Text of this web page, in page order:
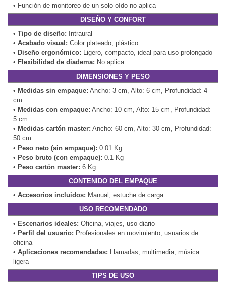
• Función de monitoreo de un solo oído no aplica
DISEÑO Y CONFORT
• Tipo de diseño: Intraural
• Acabado visual: Color plateado, plástico
• Diseño ergonómico: Ligero, compacto, ideal para uso prolongado
• Flexibilidad de diadema: No aplica
DIMENSIONES Y PESO
• Medidas sin empaque: Ancho: 3 cm, Alto: 6 cm, Profundidad: 4
cm
• Medidas con empaque: Ancho: 10 cm, Alto: 15 cm, Profundidad:
5 cm
• Medidas cartón master: Ancho: 60 cm, Alto: 30 cm, Profundidad:
50 cm
• Peso neto (sin empaque): 0.01 Kg
• Peso bruto (con empaque): 0.1 Kg
• Peso cartón master: 6 Kg
CONTENIDO DEL EMPAQUE
• Accesorios incluidos: Manual, estuche de carga
USO RECOMENDADO
• Escenarios ideales: Oficina, viajes, uso diario
• Perfil del usuario: Profesionales en movimiento, usuarios de
oficina
• Aplicaciones recomendadas: Llamadas, multimedia, música
ligera
TIPS DE USO